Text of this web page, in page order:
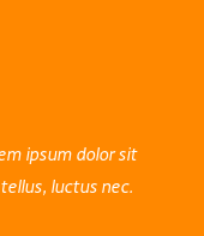
ipsum dolor sit
luctus nec.